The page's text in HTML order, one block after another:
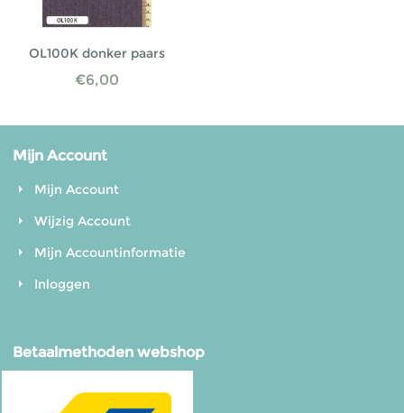
OL100K donker paars
€6,00
Mijn Account
Mijn Account
Wijzig Account
Mijn Accountinformatie
Inloggen
Betaalmethoden webshop